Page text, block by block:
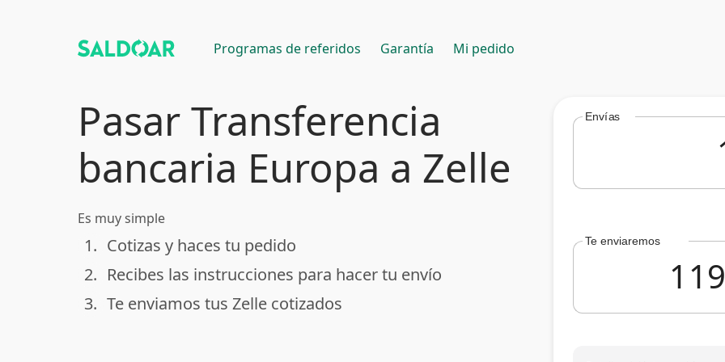
Programas de referidos Garantía Mi pedido
Pasar Transferencia
bancaria Europa a Zelle
Es muy simple
done
1. Cotizas y haces tu pedido
done
2. Recibes las instrucciones para hacer tu envío
done
3. Te enviamos tus Zelle cotizados
Envías
Te enviaremos